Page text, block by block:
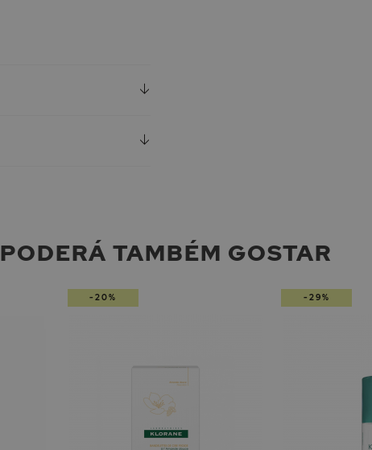
PODERÁ TAMBÉM GOSTAR
-20% -29%